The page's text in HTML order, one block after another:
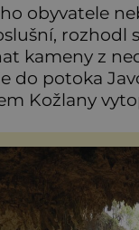
obyvatele
rozhodl
kameny z
do potoka
Kožlany